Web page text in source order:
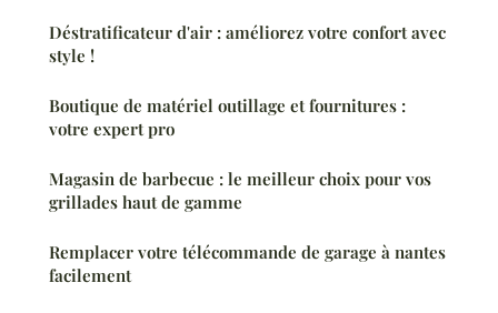
Déstratificateur d'air : améliorez votre confort avec
style !
Boutique de matériel outillage et fournitures :
votre expert pro
Magasin de barbecue : le meilleur choix pour vos
grillades haut de gamme
Remplacer votre télécommande de garage à nantes
facilement